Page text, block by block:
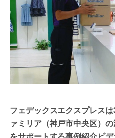
フェデックスエクスプレス
ァミリア（神戸市中央区）
をサポートする事例紹介ビデ